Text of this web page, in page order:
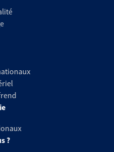
?